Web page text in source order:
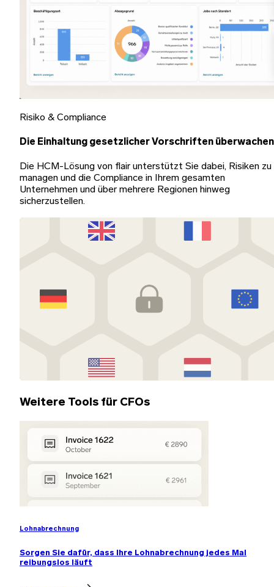
Risiko & Compliance
Die Einhaltung gesetzlicher Vorschriften überwachen
Die HCM-Lösung von flair unterstützt Sie dabei, Risiken zu
managen und die Compliance in Ihrem gesamten
Unternehmen und über mehrere Regionen hinweg
sicherzustellen.
Weitere Tools für CFOs
Lohnabrechnung
Sorgen Sie dafür, dass Ihre Lohnabrechnung jedes Mal
reibungslos läuft